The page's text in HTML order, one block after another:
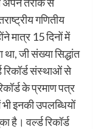
गणितीय
मात्र 15 दिनों में
था, जी संख्या सिद्धांत
रिकॉर्ड संस्थाओं से
के प्रमाण पत्र
इनकी उपलब्धियों
है। वर्ल्ड रिकॉर्ड